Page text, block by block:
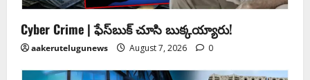
Cyber Crime | ఫేస్‌బుక్‌ చూసి బుక్కయ్యారు!
aakerutelugunews August 7, 2026 0